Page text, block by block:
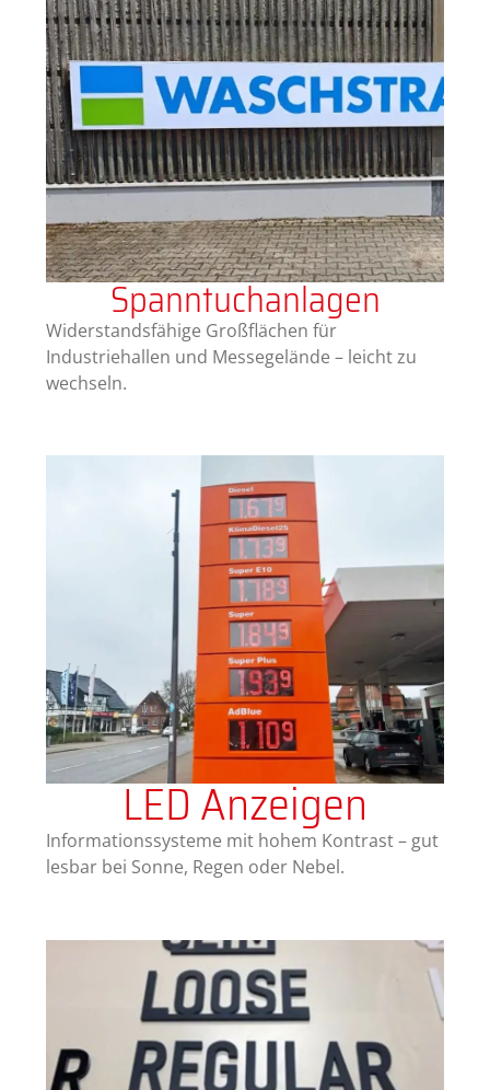
Spanntuchanlagen
Widerstandsfähige Großflächen für
Industriehallen und Messegelände – leicht zu
wechseln.
LED Anzeigen
Informationssysteme mit hohem Kontrast – gut
lesbar bei Sonne, Regen oder Nebel.